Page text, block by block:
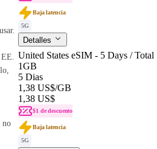
Baja latencia
5G
Detalles
United States eSIM - 5 Days / Total
1GB
5 Dias
1,38 US$/GB
1,38 US$
$1 de descuento
Baja latencia
5G
EE.
no